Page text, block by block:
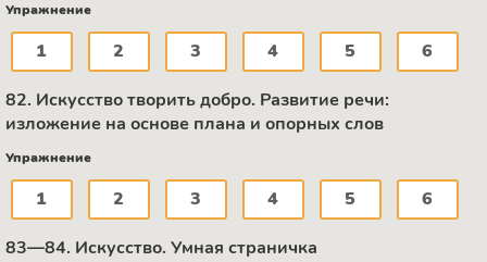
Упражнение
1 2 3 4 5 6
82. Искусство творить добро. Развитие речи:
изложение на основе плана и опорных слов
Упражнение
1 2 3 4 5 6
83—84. Искусство. Умная страничка